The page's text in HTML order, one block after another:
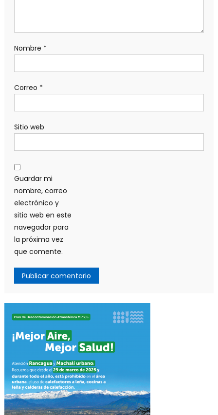
Nombre *
Correo *
Sitio web
Guardar mi
nombre, correo
electrónico y
sitio web en este
navegador para
la próxima vez
que comente.